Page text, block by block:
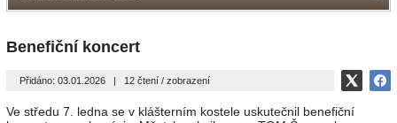
Benefiční koncert
Přidáno: 03.01.2026 | 12 čtení / zobrazení
Ve středu 7. ledna se v klášterním kostele uskutečnil benefiční